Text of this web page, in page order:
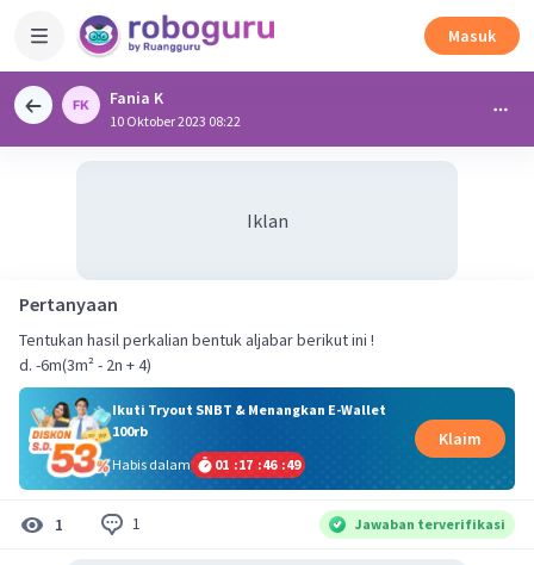
Masuk
Fania K
10 Oktober 2023 08:22
Iklan
Pertanyaan
Tentukan hasil perkalian bentuk aljabar berikut ini !
d. -6m(3m² - 2n + 4)
Ikuti Tryout SNBT & Menangkan E-Wallet
100rb
Habis dalam
01 :17 :46 :49
Klaim
1 1 Jawaban terverifikasi